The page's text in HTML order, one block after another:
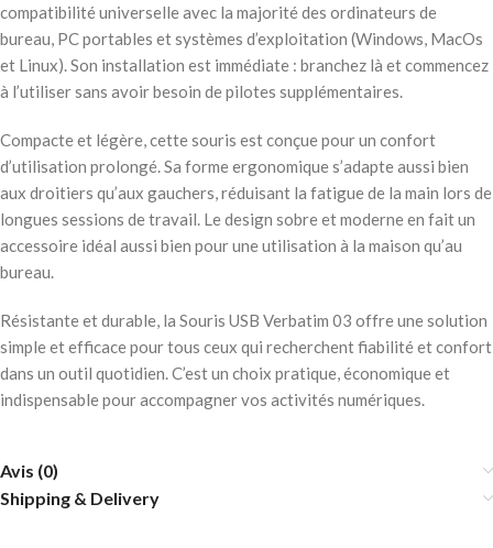
compatibilité universelle avec la majorité des ordinateurs de
bureau, PC portables et systèmes d’exploitation (Windows, MacOs
et Linux). Son installation est immédiate : branchez là et commencez
à l’utiliser sans avoir besoin de pilotes supplémentaires.
Compacte et légère, cette souris est conçue pour un confort
d’utilisation prolongé. Sa forme ergonomique s’adapte aussi bien
aux droitiers qu’aux gauchers, réduisant la fatigue de la main lors de
longues sessions de travail. Le design sobre et moderne en fait un
accessoire idéal aussi bien pour une utilisation à la maison qu’au
bureau.
Résistante et durable, la Souris USB Verbatim 03 offre une solution
simple et efficace pour tous ceux qui recherchent fiabilité et confort
dans un outil quotidien. C’est un choix pratique, économique et
indispensable pour accompagner vos activités numériques.
Avis (0)
Shipping & Delivery